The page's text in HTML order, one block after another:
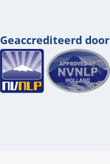
Geaccrediteerd door